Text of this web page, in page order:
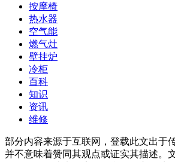
按摩椅
热水器
空气能
燃气灶
壁挂炉
冷柜
百科
知识
资讯
维修
部分内容来源于互联网，登载此文出于
并不意味着赞同其观点或证实其描述。